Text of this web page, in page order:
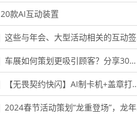
20款AI互动装置
这些与年会、大型活动相关的互动签到方式，一定要看看！
车展如何策划更吸引顾客？分享30个吸引人气的互动装置
【无畏契约快闪】AI制卡机+盖章打卡+极速反应灯
2024春节活动策划“龙重登场”，龙年创意互动装置抢先看！